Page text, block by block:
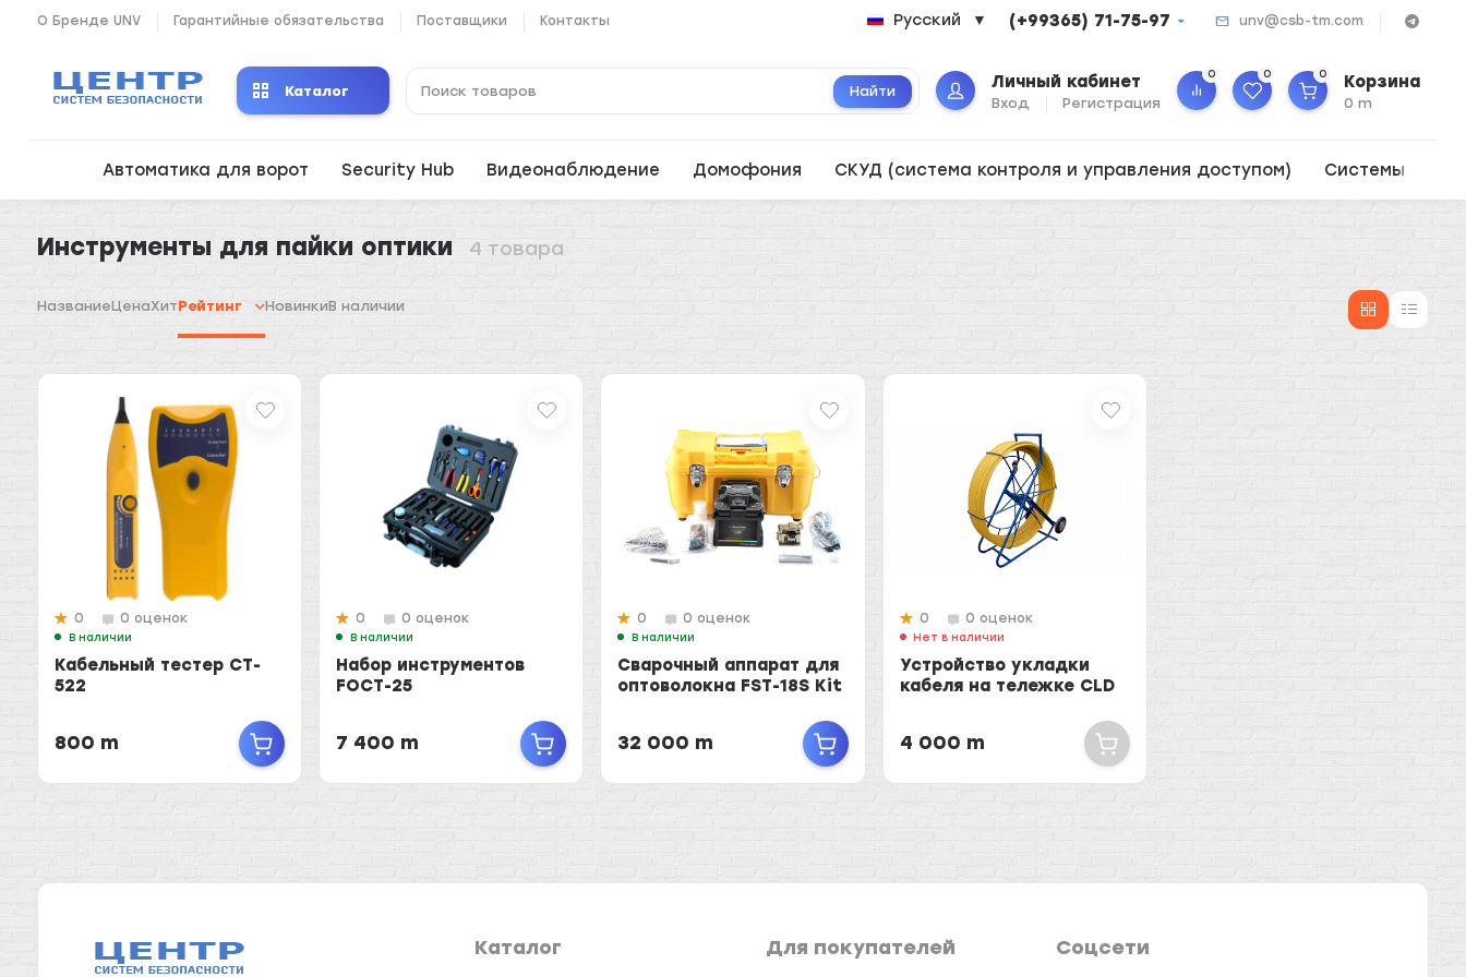
О Бренде UNV Гарантийные обязательства Поставщики Контакты Русский ▼ (+99365) 71-75-97 unv@csb-tm.com
Каталог Найти Личный кабинет
Вход Регистрация
0 0 0 Корзина
0 m
Автоматика для ворот Security Hub Видеонаблюдение Домофония СКУД (система контроля и управления доступом) Системы
Инструменты для пайки оптики 4 товара
НазваниеЦенаХитРейтинг НовинкиВ наличии
0 0 оценок
В наличии
Кабельный тестер CT-
522
800 m
0 0 оценок
В наличии
Набор инструментов
FOCT-25
7 400 m
0 0 оценок
В наличии
Сварочный аппарат для
оптоволокна FST-18S Kit
32 000 m
0 0 оценок
Нет в наличии
Устройство укладки
кабеля на тележке CLD
4 000 m
Каталог Для покупателей Соцсети